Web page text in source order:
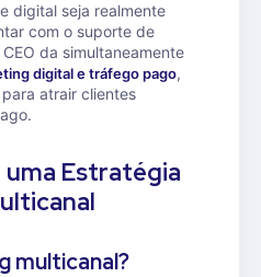
digital seja realmente
com o suporte de
da simultaneamente
digital e tráfego pago,
atrair clientes
Estratégia
multicanal?